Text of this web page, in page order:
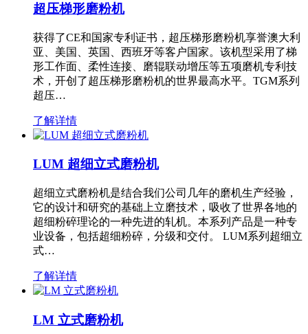
超压梯形磨粉机
获得了CE和国家专利证书，超压梯形磨粉机享誉澳大利
亚、美国、英国、西班牙等客户国家。该机型采用了梯
形工作面、柔性连接、磨辊联动增压等五项磨机专利技
术，开创了超压梯形磨粉机的世界最高水平。TGM系列
超压…
了解详情
LUM 超细立式磨粉机
超细立式磨粉机是结合我们公司几年的磨机生产经验，
它的设计和研究的基础上立磨技术，吸收了世界各地的
超细粉碎理论的一种先进的轧机。本系列产品是一种专
业设备，包括超细粉碎，分级和交付。 LUM系列超细立
式…
了解详情
LM 立式磨粉机